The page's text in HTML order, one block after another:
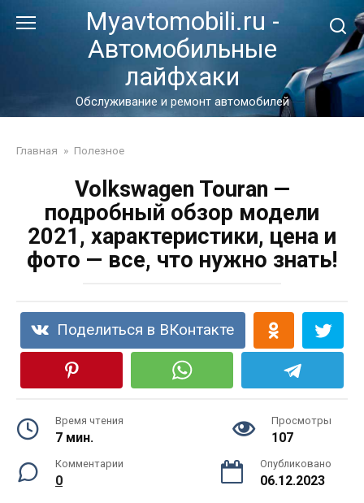
Myavtomobili.ru -
Автомобильные
лайфхаки
Обслуживание и ремонт автомобилей
Главная » Полезное
Volkswagen Touran —
подробный обзор модели
2021, характеристики, цена и
фото — все, что нужно знать!
Поделиться в ВКонтакте
Время чтения
7 мин.
Просмотры
107
Комментарии
0
Опубликовано
06.12.2023